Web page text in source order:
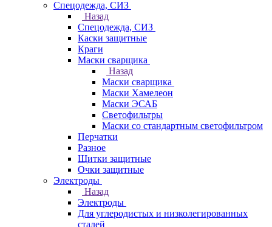
Спецодежда, СИЗ
Назад
Спецодежда, СИЗ
Каски защитные
Краги
Маски сварщика
Назад
Маски сварщика
Маски Хамелеон
Маски ЭСАБ
Светофильтры
Маски со стандартным светофильтром
Перчатки
Разное
Щитки защитные
Очки защитные
Электроды
Назад
Электроды
Для углеродистых и низколегированных
сталей